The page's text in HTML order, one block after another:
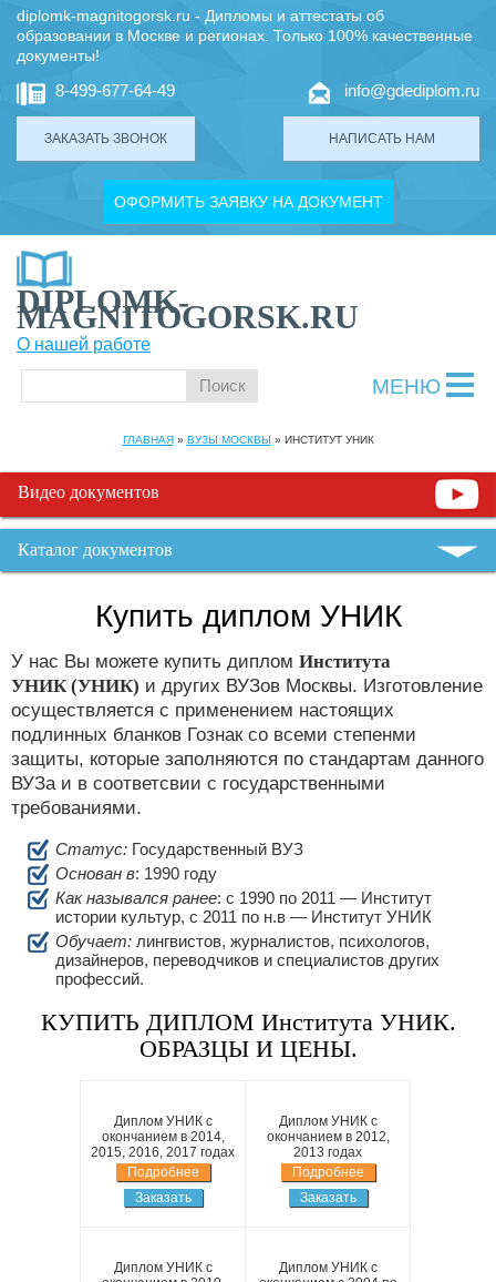
diplomk-magnitogorsk.ru - Дипломы и аттестаты об
образовании в Москве и регионах. Только 100% качественные
документы!
8-499-677-64-49
ЗАКАЗАТЬ ЗВОНОК
info@gdediplom.ru
НАПИСАТЬ НАМ
ОФОРМИТЬ ЗАЯВКУ НА ДОКУМЕНТ
DIPLOMK-
MAGNITOGORSK.RU
О нашей работе
МЕНЮ
ГЛАВНАЯ» ВУЗЫ МОСКВЫ » ИНСТИТУТ УНИК
Видео документов
Каталог документов
Купить диплом УНИК
У нас Вы можете купить диплом Института
УНИК (УНИК) и других ВУЗов Москвы. Изготовление
осуществляется с применением настоящих
подлинных бланков Гознак со всеми степенми
защиты, которые заполняются по стандартам данного
ВУЗа и в соответсвии с государственными
требованиями.
Статус: Государственный ВУЗ
Основан в: 1990 году
Как назывался ранее: c 1990 по 2011 — Институт
истории культур, с 2011 по н.в — Институт УНИК
Обучает: лингвистов, журналистов, психологов,
дизайнеров, переводчиков и специалистов других
профессий.
КУПИТЬ ДИПЛОМ Института УНИК.
ОБРАЗЦЫ И ЦЕНЫ.
Диплом УНИК с
окончанием в 2014,
2015, 2016, 2017 годах
Подробнее
Заказать
Диплом УНИК с
окончанием в 2012,
2013 годах
Подробнее
Заказать
Диплом УНИК с
Диплом УНИК с